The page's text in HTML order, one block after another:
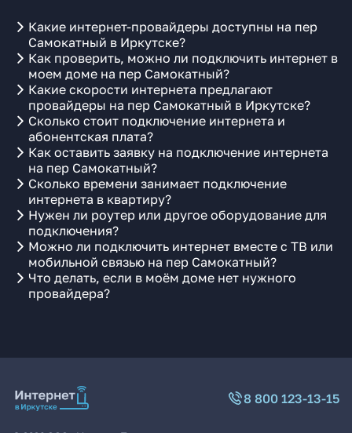
Какие интернет-провайдеры доступны на пер
Самокатный в Иркутске?
Как проверить, можно ли подключить интернет в
моем доме на пер Самокатный?
Какие скорости интернета предлагают
провайдеры на пер Самокатный в Иркутске?
Сколько стоит подключение интернета и
абонентская плата?
Как оставить заявку на подключение интернета
на пер Самокатный?
Сколько времени занимает подключение
интернета в квартиру?
Нужен ли роутер или другое оборудование для
подключения?
Можно ли подключить интернет вместе с ТВ или
мобильной связью на пер Самокатный?
Что делать, если в моём доме нет нужного
провайдера?
8 800 123-13-15